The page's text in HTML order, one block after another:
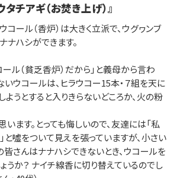
チアギ（お焚き上げ）』
コール（香炉）は大きく立派で、ウグヮンブ
ナハシができます。
ル（貧乏香炉）だから」と義母から言わ
ウコールは、ヒラウコー15本・７組を天に
うとすると入りきらないどころか、火の粉
ます。とっても悔しいので、友達には「私
と噓をついて見えを張っていますが、小さい
皆さんはナナハシできないとき、ウコールを
うか？ ナイチ線香に切り替えているのでし